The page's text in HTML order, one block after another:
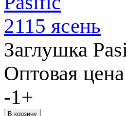
Заглушка
Оптовая цена
-1+